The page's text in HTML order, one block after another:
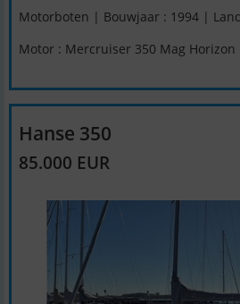
Motorboten | Bouwjaar : 1994 |
Motor : Mercruiser 350 Mag Horizon
Hanse 350
85.000 EUR